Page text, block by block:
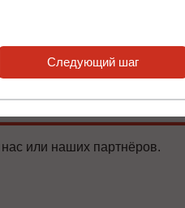
или наших партнёров.
Следующий шаг